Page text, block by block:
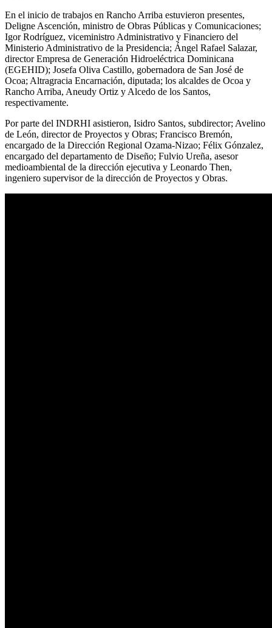
En el inicio de trabajos en Rancho Arriba estuvieron presentes,
Deligne Ascención, ministro de Obras Públicas y Comunicaciones;
Igor Rodríguez, viceministro Administrativo y Financiero del
Ministerio Administrativo de la Presidencia; Ángel Rafael Salazar,
director Empresa de Generación Hidroeléctrica Dominicana
(EGEHID); Josefa Oliva Castillo, gobernadora de San José de
Ocoa; Altragracia Encarnación, diputada; los alcaldes de Ocoa y
Rancho Arriba, Aneudy Ortiz y Alcedo de los Santos,
respectivamente.
Por parte del INDRHI asistieron, Isidro Santos, subdirector; Avelino
de León, director de Proyectos y Obras; Francisco Bremón,
encargado de la Dirección Regional Ozama-Nizao; Félix Gónzalez,
encargado del departamento de Diseño; Fulvio Ureña, asesor
medioambiental de la dirección ejecutiva y Leonardo Then,
ingeniero supervisor de la dirección de Proyectos y Obras.